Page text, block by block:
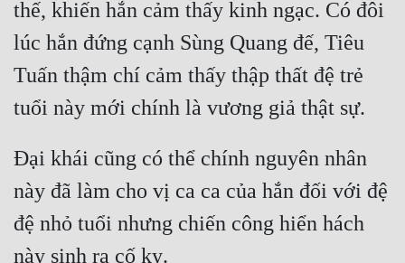
thế, khiến hắn cảm thấy kinh ngạc. Có đôi
lúc hắn đứng cạnh Sùng Quang đế, Tiêu
Tuấn thậm chí cảm thấy thập thất đệ trẻ
Đại khái cũng có thể chính nguyên nhân
này đã làm cho vị ca ca của hắn đối với đệ
đệ nhỏ tuổi nhưng chiến công hiển hách